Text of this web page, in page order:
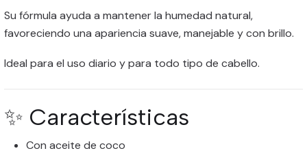
Su fórmula ayuda a mantener la humedad natural,
favoreciendo una apariencia suave, manejable y con brillo.
Ideal para el uso diario y para todo tipo de cabello.
✨ Características
Con aceite de coco